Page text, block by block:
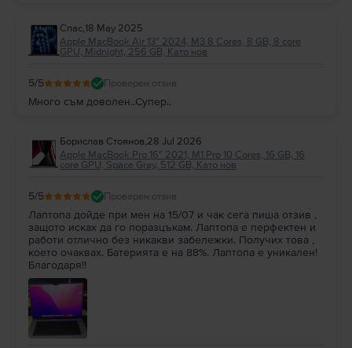
необходимото съдействие при възникване на подобни
ситуации. :)
Спас,18 May 2025
Apple MacBook Air 13″ 2024, M3 8 Cores, 8 GB, 8 core
GPU, Midnight, 256 GB, Като нов
5/5 Проверен отзив
Много съм доволен..Супер..
Борислав Стоянов,28 Jul 2026
Apple MacBook Pro 16″ 2021, M1 Pro 10 Cores, 16 GB, 16
core GPU, Space Gray, 512 GB, Като нов
5/5 Проверен отзив
Лаптопа дойде при мен на 15/07 и чак сега пиша отзив ,
защото исках да го поразцъкам. Лаптопа е перфектен и
работи отлично без никакви забележки. Получих това ,
което очаквах. Батерията е на 88%. Лаптопа е уникален!
Благодаря!!